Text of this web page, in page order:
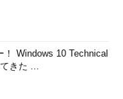
目を完全に網羅し、
れさえ見れば全てが分
作成やメンテナンスに
Windows 10 Technical
きた ...